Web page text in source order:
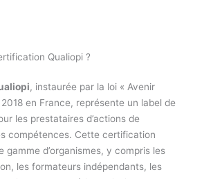
Qualiopi ?
, instaurée par la loi « Avenir
en France, représente un label de
les prestataires d’actions de
compétences. Cette certification
gamme d’organismes, y compris les
les formateurs indépendants, les